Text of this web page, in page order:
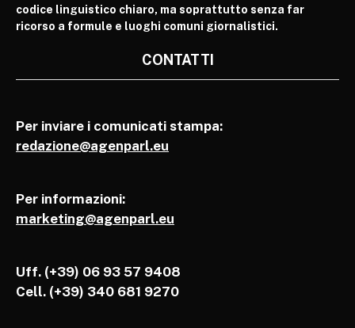
codice linguistico chiaro, ma soprattutto senza far
ricorso a formule e luoghi comuni giornalistici.
CONTATTI
Per inviare i comunicati stampa:
redazione@agenparl.eu
Per informazioni:
marketing@agenparl.eu
Uff. (+39) 06 93 57 9408
Cell. (+39) 340 681 9270